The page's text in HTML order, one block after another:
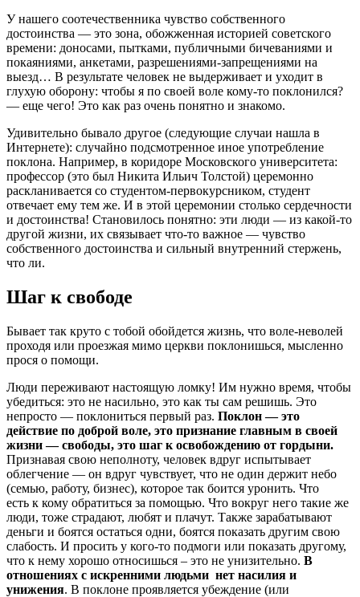
У нашего соотечественника чувство собственного
достоинства — это зона, обожженная историей советского
времени: доносами, пытками, публичными бичеваниями и
покаяниями, анкетами, разрешениями-запрещениями на
выезд… В результате человек не выдерживает и уходит в
глухую оборону: чтобы я по своей воле кому-то поклонился?
— еще чего! Это как раз очень понятно и знакомо.
Удивительно бывало другое (следующие случаи нашла в
Интернете): случайно подсмотренное иное употребление
поклона. Например, в коридоре Московского университета:
профессор (это был Никита Ильич Толстой) церемонно
раскланивается со студентом-первокурсником, студент
отвечает ему тем же. И в этой церемонии столько сердечности
и достоинства! Становилось понятно: эти люди — из какой-то
другой жизни, их связывает что-то важное — чувство
собственного достоинства и сильный внутренний стержень,
что ли.
Шаг к свободе
Бывает так круто с тобой обойдется жизнь, что воле-неволей
проходя или проезжая мимо церкви поклонишься, мысленно
прося о помощи.
Люди переживают настоящую ломку! Им нужно время, чтобы
убедиться: это не насильно, это как ты сам решишь. Это
непросто — поклониться первый раз. Поклон — это
действие по доброй воле, это признание главным в своей
жизни — свободы, это шаг к освобождению от гордыни.
Признавая свою неполноту, человек вдруг испытывает
облегчение — он вдруг чувствует, что не один держит небо
(семью, работу, бизнес), которое так боится уронить. Что
есть к кому обратиться за помощью. Что вокруг него такие же
люди, тоже страдают, любят и плачут. Также зарабатывают
деньги и боятся остаться одни, боятся показать другим свою
слабость. И просить у кого-то подмоги или показать другому,
что к нему хорошо относишься – это не унизительно. В
отношениях с искренними людьми нет насилия и
унижения. В поклоне проявляется убеждение (или